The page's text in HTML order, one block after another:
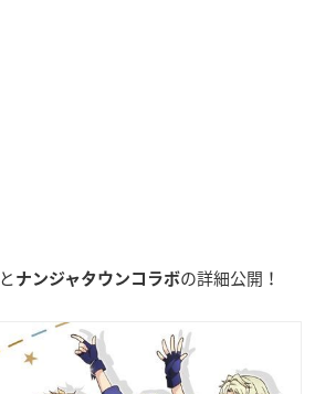
と ナンジャタウンコラボの詳細公開！